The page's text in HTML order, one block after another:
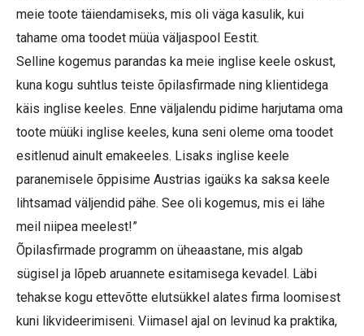
meie toote täiendamiseks, mis oli väga kasulik, kui
tahame oma toodet müüa väljaspool Eestit.
Selline kogemus parandas ka meie inglise keele oskust,
kuna kogu suhtlus teiste õpilasfirmade ning klientidega
käis inglise keeles. Enne väljalendu pidime harjutama oma
toote müüki inglise keeles, kuna seni oleme oma toodet
esitlenud ainult emakeeles. Lisaks inglise keele
paranemisele õppisime Austrias igaüks ka saksa keele
lihtsamad väljendid pähe. See oli kogemus, mis ei lähe
meil niipea meelest!”
Õpilasfirmade programm on üheaastane, mis algab
sügisel ja lõpeb aruannete esitamisega kevadel. Läbi
tehakse kogu ettevõtte elutsükkel alates firma loomisest
kuni likvideerimiseni. Viimasel ajal on levinud ka praktika,